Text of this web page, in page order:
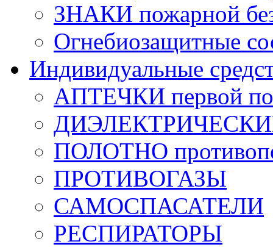
ЗНАКИ пожарной
Огнебиозащитные
Индивидуальные
АПТЕЧКИ первой
ДИЭЛЕКТРИЧЕСКИЕ
ПОЛОТНО
ПРОТИВОГАЗЫ
САМОСПАСАТЕЛИ
РЕСПИРАТОРЫ